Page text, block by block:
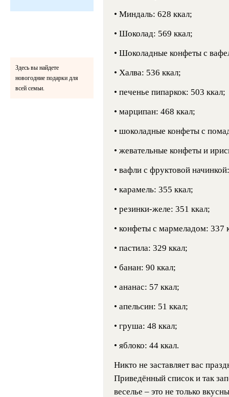
Здесь вы найдете
новогодние подарки для
всей семьи.
• Миндаль: 628 ккал;
• Шоколад: 569 ккал;
• Шоколадные конфеты с
• Халва: 536 ккал;
• печенье пипаркок: 503 ккал;
• марципан: 468 ккал;
• шоколадные конфеты с
• жевательные конфеты и
• вафли с фруктовой
• карамель: 355 ккал;
• резинки-желе: 351 ккал;
• конфеты с мармеладом: 337
• пастила: 329 ккал;
• банан: 90 ккал;
• ананас: 57 ккал;
• апельсин: 51 ккал;
• груша: 48 ккал;
• яблоко: 44 ккал.
Никто не заставляет вас
Приведённый список и так
веселье – это не только